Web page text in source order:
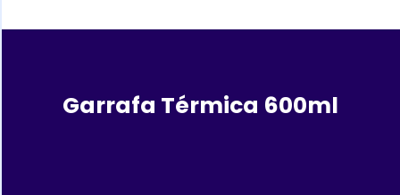
Garrafa Térmica 600ml